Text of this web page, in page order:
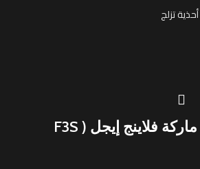
أحذية تزلج
حذاء تزلج بعجلات ماركة فلاينج إيجل ( F3S